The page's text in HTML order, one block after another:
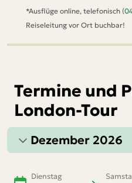
*Ausflüge online, telefonisch (
Reiseleitung vor Ort buchbar!
Termine und
London-Tour
Dezember 2026
Dienstag